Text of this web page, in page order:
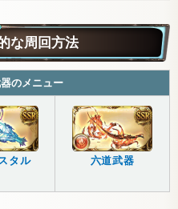
な周回方法
のメニュー
タル 六道武器